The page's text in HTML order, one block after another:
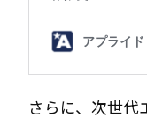
さらに、次世代